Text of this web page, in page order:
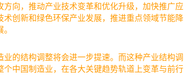
向，推动产业技术变革和优化升级，加快推广应
创新和绿色环保产业发展，推进重点领域节能降
的结构调整将会进一步提速。而这种产业结构调
中国制造业，在各大关键趋势轨道上变革与前行